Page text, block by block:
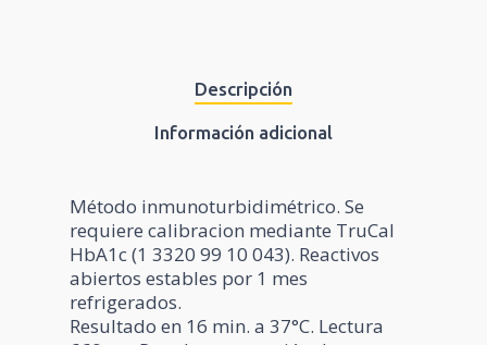
Descripción
Información adicional
Método inmunoturbidimétrico. Se
requiere calibracion mediante TruCal
HbA1c (1 3320 99 10 043). Reactivos
abiertos estables por 1 mes
refrigerados.
Resultado en 16 min. a 37°C. Lectura